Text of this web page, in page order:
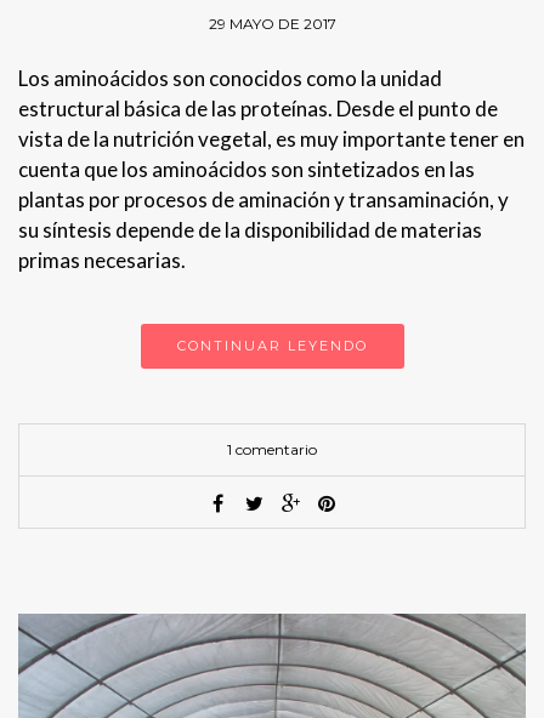
29 MAYO DE 2017
Los aminoácidos son conocidos como la unidad
estructural básica de las proteínas. Desde el punto de
vista de la nutrición vegetal, es muy importante tener en
cuenta que los aminoácidos son sintetizados en las
plantas por procesos de aminación y transaminación, y
su síntesis depende de la disponibilidad de materias
primas necesarias.
CONTINUAR LEYENDO
1 comentario